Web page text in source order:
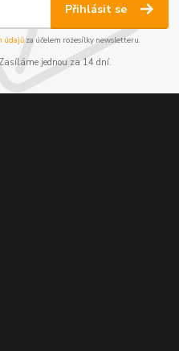
Přihlásit se
údajůza účelem rozesílky newsletteru.
jednou za 14 dní.